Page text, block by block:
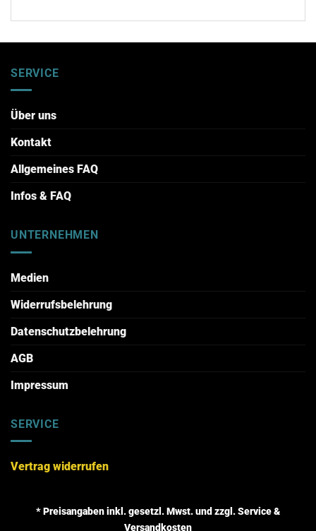
SERVICE
Über uns
Kontakt
Allgemeines FAQ
Infos & FAQ
UNTERNEHMEN
Medien
Widerrufsbelehrung
Datenschutzbelehrung
AGB
Impressum
SERVICE
Vertrag widerrufen
* Preisangaben inkl. gesetzl. Mwst. und zzgl. Service &
Versandkosten